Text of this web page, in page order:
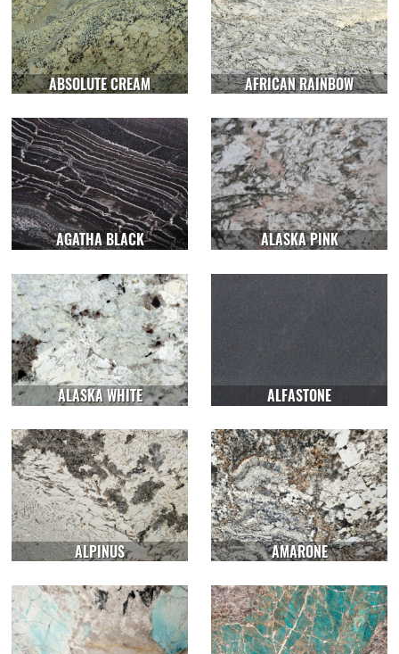
ABSOLUTE CREAM AFRICAN RAINBOW
AGATHA BLACK ALASKA PINK
ALASKA WHITE ALFASTONE
ALPINUS AMARONE